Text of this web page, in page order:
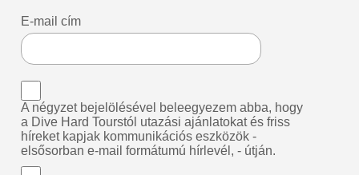
E-mail cím
A négyzet bejelölésével beleegyezem abba, hogy
a Dive Hard Tourstól utazási ajánlatokat és friss
híreket kapjak kommunikációs eszközök -
elsősorban e-mail formátumú hírlevél, - útján.